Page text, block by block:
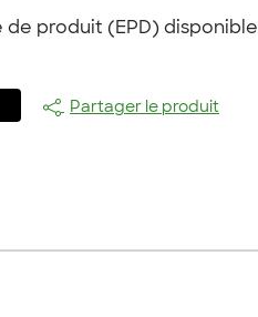
produit (EPD) disponible
Partager le produit